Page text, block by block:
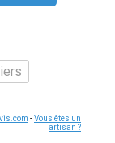
-Vous êtes un
artisan ?